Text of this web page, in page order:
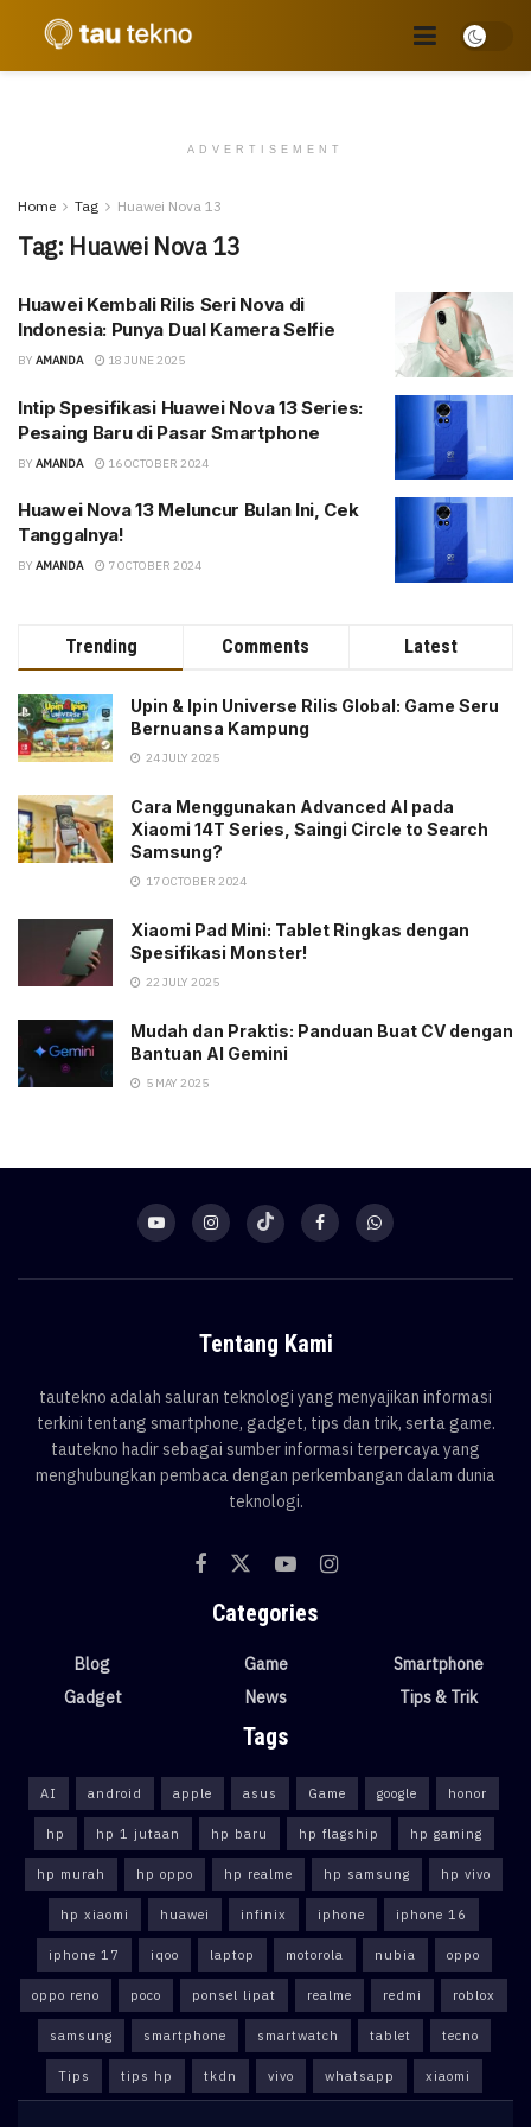
ADVERTISEMENT
Home Tag Huawei Nova 13
Tag: Huawei Nova 13
Huawei Kembali Rilis Seri Nova di
Indonesia: Punya Dual Kamera Selfie
BY AMANDA 18 JUNE 2025
Intip Spesifikasi Huawei Nova 13 Series:
Pesaing Baru di Pasar Smartphone
BY AMANDA 16 OCTOBER 2024
Huawei Nova 13 Meluncur Bulan Ini, Cek
Tanggalnya!
BY AMANDA 7 OCTOBER 2024
Trending Comments Latest
Upin & Ipin Universe Rilis Global: Game Seru
Bernuansa Kampung
24 JULY 2025
Cara Menggunakan Advanced AI pada
Xiaomi 14T Series, Saingi Circle to Search
Samsung?
17 OCTOBER 2024
Xiaomi Pad Mini: Tablet Ringkas dengan
Spesifikasi Monster!
22 JULY 2025
Mudah dan Praktis: Panduan Buat CV dengan
Bantuan AI Gemini
5 MAY 2025
Tentang Kami
tautekno adalah saluran teknologi yang menyajikan informasi
terkini tentang smartphone, gadget, tips dan trik, serta game.
tautekno hadir sebagai sumber informasi terpercaya yang
menghubungkan pembaca dengan perkembangan dalam dunia
teknologi.
Categories
Blog
Gadget
Game
News
Smartphone
Tips & Trik
Tags
AI android apple asus Game google honor
hp hp 1 jutaan hp baru hp flagship hp gaming
hp murah hp oppo hp realme hp samsung hp vivo
hp xiaomi huawei infinix iphone iphone 16
iphone 17 iqoo laptop motorola nubia oppo
oppo reno poco ponsel lipat realme redmi roblox
samsung smartphone smartwatch tablet tecno
Tips tips hp tkdn vivo whatsapp xiaomi